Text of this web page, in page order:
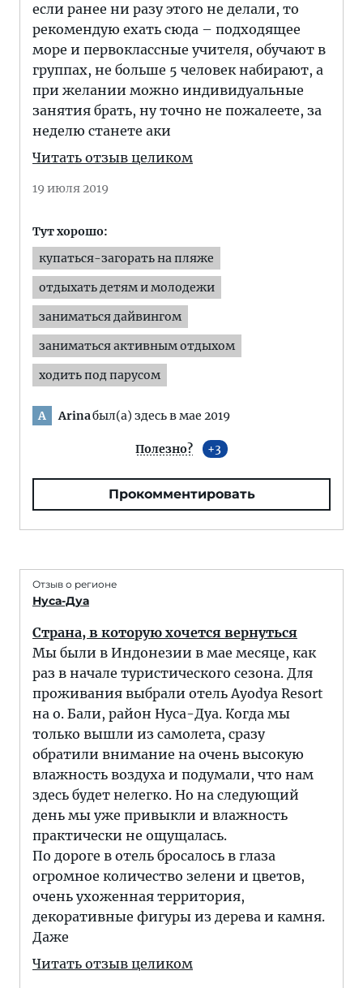
если ранее ни разу этого не делали, то
рекомендую ехать сюда – подходящее
море и первоклассные учителя, обучают в
группах, не больше 5 человек набирают, а
при желании можно индивидуальные
занятия брать, ну точно не пожалеете, за
неделю станете аки
Читать отзыв целиком
19 июля 2019
Тут хорошо:
купаться-загорать на пляже
отдыхать детям и молодежи
заниматься дайвингом
заниматься активным отдыхом
ходить под парусом
A Arinaбыл(а) здесь в мае 2019
Полезно? 3
Прокомментировать
Отзыв о регионе
Нуса-Дуа
Страна, в которую хочется вернуться
Мы были в Индонезии в мае месяце, как
раз в начале туристического сезона. Для
проживания выбрали отель Ayodya Resort
на о. Бали, район Нуса-Дуа. Когда мы
только вышли из самолета, сразу
обратили внимание на очень высокую
влажность воздуха и подумали, что нам
здесь будет нелегко. Но на следующий
день мы уже привыкли и влажность
практически не ощущалась.
По дороге в отель бросалось в глаза
огромное количество зелени и цветов,
очень ухоженная территория,
декоративные фигуры из дерева и камня.
Даже
Читать отзыв целиком